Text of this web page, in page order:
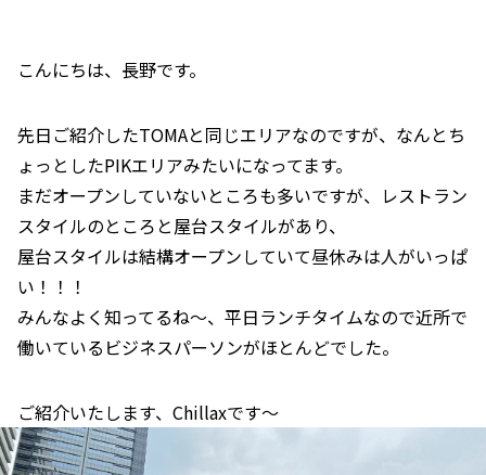
こんにちは、長野です。
先日ご紹介したTOMAと同じエリアなのですが、なんとち
ょっとしたPIKエリアみたいになってます。
まだオープンしていないところも多いですが、レストラン
スタイルのところと屋台スタイルがあり、
屋台スタイルは結構オープンしていて昼休みは人がいっぱ
い！！！
みんなよく知ってるね～、平日ランチタイムなので近所で
働いているビジネスパーソンがほとんどでした。
ご紹介いたします、Chillaxです～